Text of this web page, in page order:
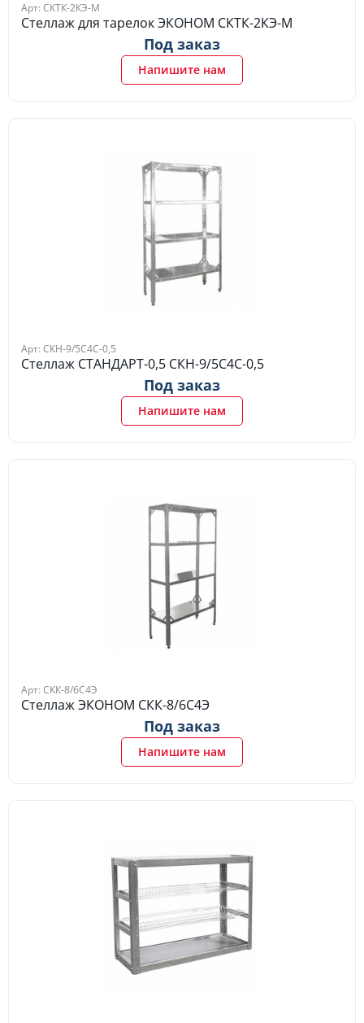
Арт: СКТК-2КЭ-М
Стеллаж для тарелок ЭКОНОМ СКТК-2КЭ-М
Под заказ
Напишите нам
Арт: СКН-9/5С4С-0,5
Стеллаж СТАНДАРТ-0,5 СКН-9/5С4С-0,5
Под заказ
Напишите нам
Арт: СКК-8/6С4Э
Стеллаж ЭКОНОМ СКК-8/6С4Э
Под заказ
Напишите нам